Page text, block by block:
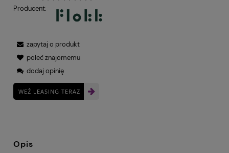
Producent:
zapytaj o produkt
poleć znajomemu
dodaj opinię
WEŹ LEASING TERAZ
Opis